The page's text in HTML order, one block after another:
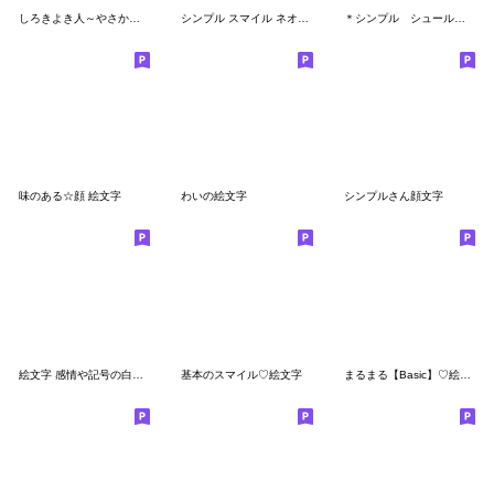
＊シンプル シュール絵文字＊
味のある☆顔 絵文字 わいの絵文字 シンプルさん顔文字
基本のスマイル♡絵文字 まるまる【Basic】♡絵文字